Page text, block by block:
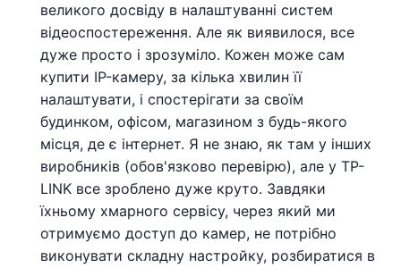
великого досвіду в налаштуванні систем
відеоспостереження. Але як виявилося, все
дуже просто і зрозуміло. Кожен може сам
купити IP-камеру, за кілька хвилин її
налаштувати, і спостерігати за своїм
будинком, офісом, магазином з будь-якого
місця, де є інтернет. Я не знаю, як там у інших
виробників (обов'язково перевірю), але у TP-
LINK все зроблено дуже круто. Завдяки
їхньому хмарного сервісу, через який ми
отримуємо доступ до камер, не потрібно
виконувати складну настройку, розбиратися в